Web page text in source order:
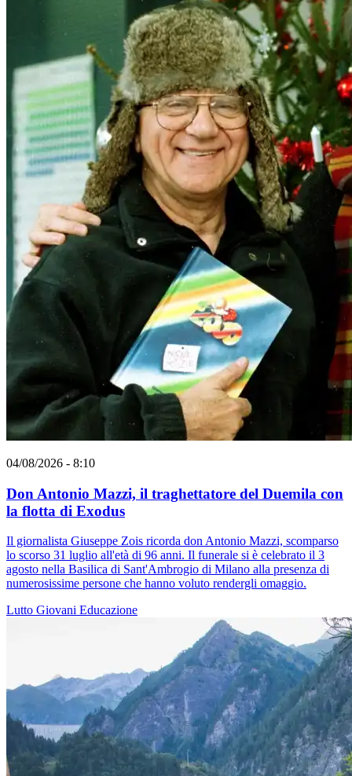
04/08/2026 - 8:10
Don Antonio Mazzi, il traghettatore del Duemila con
la flotta di Exodus
Il giornalista Giuseppe Zois ricorda don Antonio Mazzi, scomparso
lo scorso 31 luglio all'età di 96 anni. Il funerale si è celebrato il 3
agosto nella Basilica di Sant'Ambrogio di Milano alla presenza di
numerosissime persone che hanno voluto rendergli omaggio.
Lutto Giovani Educazione